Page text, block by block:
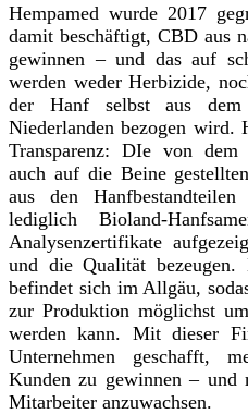
Hempamed wurde 2017
damit beschäftigt, CBD aus
gewinnen – und das auf
werden weder Herbizide,
der Hanf selbst aus
Niederlanden bezogen wird.
Transparenz: DIe von dem
auch auf die Beine
aus den
lediglich Bioland-
Analysenzertifikate
und die Qualität bezeugen.
befindet sich im Allgäu,
zur Produktion möglichst
werden kann. Mit dieser
Unternehmen geschafft,
Kunden zu gewinnen –
Mitarbeiter anzuwachsen.